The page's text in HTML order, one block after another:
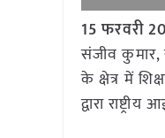
15 फरवरी
संजीव कुमार,
के क्षेत्र में
द्वारा